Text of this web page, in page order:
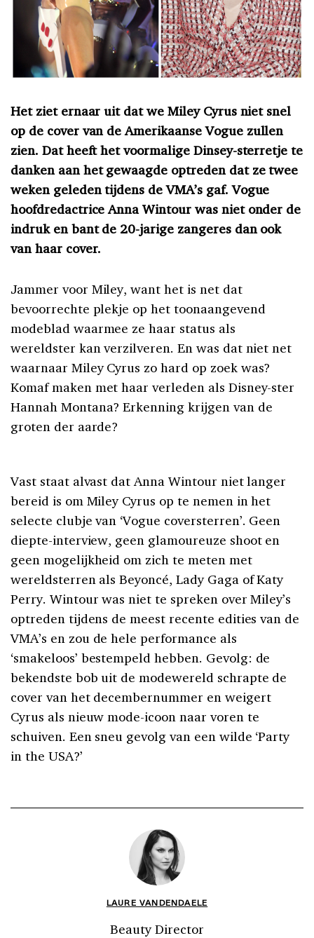
Het ziet ernaar uit dat we Miley Cyrus niet snel
op de cover van de Amerikaanse Vogue zullen
zien. Dat heeft het voormalige Dinsey-sterretje te
danken aan het gewaagde optreden dat ze twee
weken geleden tijdens de VMA’s gaf. Vogue
hoofdredactrice Anna Wintour was niet onder de
indruk en bant de 20-jarige zangeres dan ook
van haar cover.
Jammer voor Miley, want het is net dat
bevoorrechte plekje op het toonaangevend
modeblad waarmee ze haar status als
wereldster kan verzilveren. En was dat niet net
waarnaar Miley Cyrus zo hard op zoek was?
Komaf maken met haar verleden als Disney-ster
Hannah Montana? Erkenning krijgen van de
groten der aarde?
Vast staat alvast dat Anna Wintour niet langer
bereid is om Miley Cyrus op te nemen in het
selecte clubje van ‘Vogue coversterren’. Geen
diepte-interview, geen glamoureuze shoot en
geen mogelijkheid om zich te meten met
wereldsterren als Beyoncé, Lady Gaga of Katy
Perry. Wintour was niet te spreken over Miley’s
optreden tijdens de meest recente edities van de
VMA’s en zou de hele performance als
‘smakeloos’ bestempeld hebben. Gevolg: de
bekendste bob uit de modewereld schrapte de
cover van het decembernummer en weigert
Cyrus als nieuw mode-icoon naar voren te
schuiven. Een sneu gevolg van een wilde ‘Party
in the USA?’
LAURE VANDENDAELE
Beauty Director